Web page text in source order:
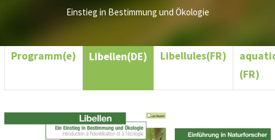
Einstieg in Bestimmung und Ökologie
Programm(e) Libellen(DE) Libellules(FR)
(FR)